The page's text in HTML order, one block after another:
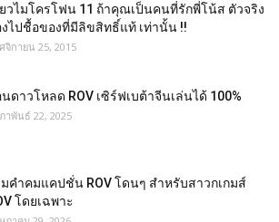
ยวไมโครโฟน 11 ถ้าคุณเป็นคนที่รักพี่โน้ส ตัวจริง
งไปชื้อของที่มีลิขสิทธิ์แท้ เท่านั้น !!
จิกายน 25, 2015
ดาวโหลด ROV เซิร์ฟเบต้าจีนเล่นได้ 100%
าพันธ์ 22, 2025
คำคมแคปชั่น ROV โดนๆ สำหรับสาวกเกมส์
โดยเฉพาะ